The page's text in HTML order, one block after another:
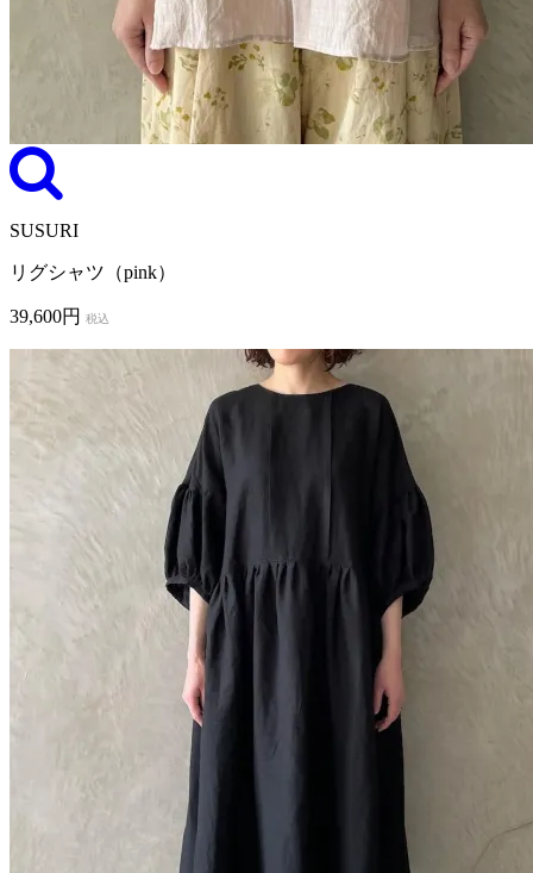
SUSURI
リグシャツ（pink）
39,600円 税込